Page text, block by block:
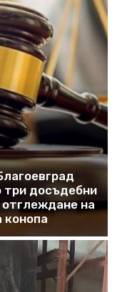
три досъдебни
отглеждане на
конопа